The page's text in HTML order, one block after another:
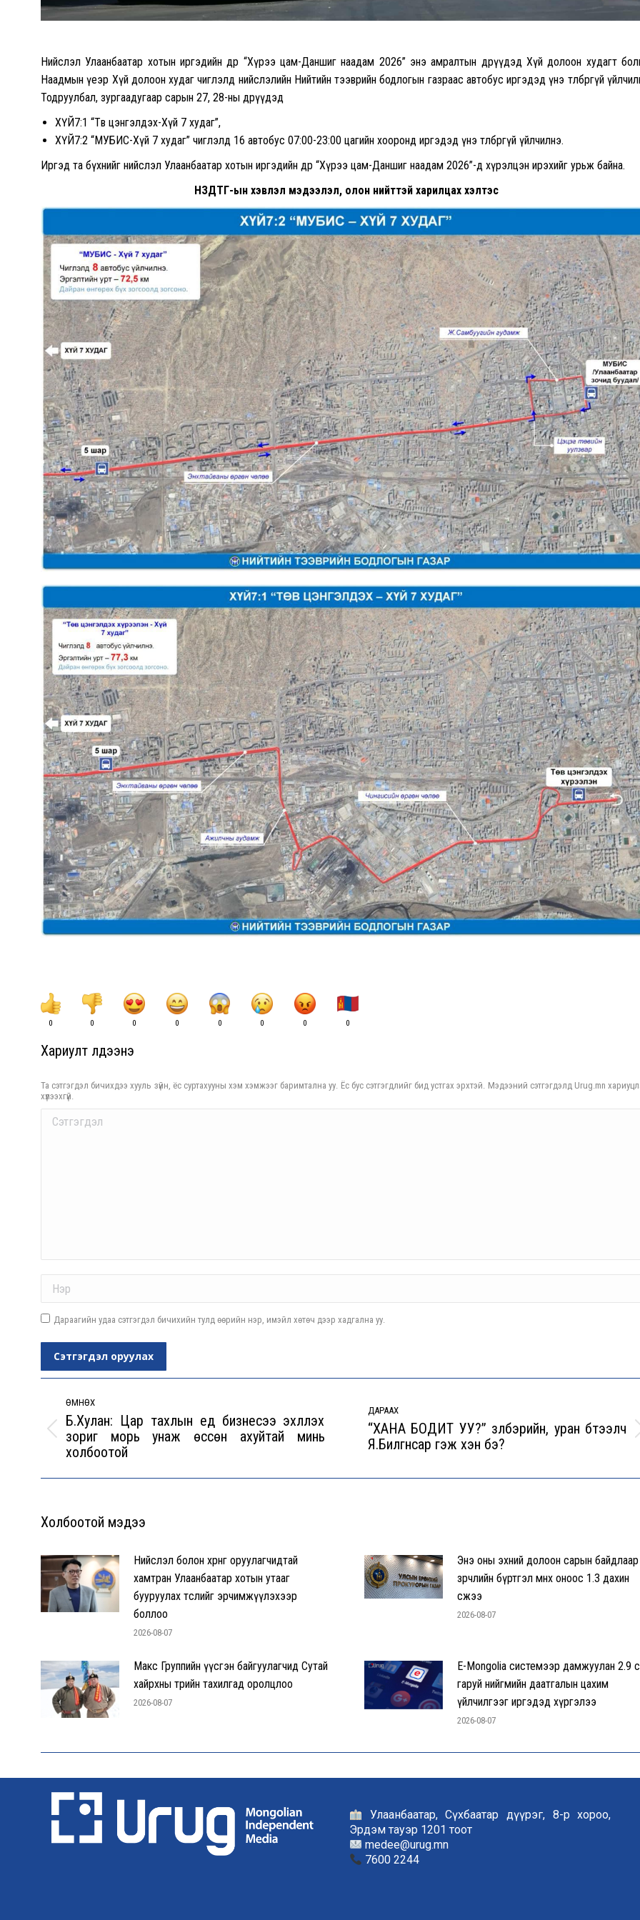
Нийслэл Улаанбаатар хотын иргэдийн өдөр “Хүрээ цам-Даншиг наадам 2026” энэ амралтын өдрүүдэд Хүй долоон худагт
Наадмын үеэр Хүй долоон худаг чиглэлд нийслэлийн Нийтийн тээврийн бодлогын газраас автобус иргэдэд үнэ төлбөргүй
Тодруулбал, зургаадугаар сарын 27, 28-ны өдрүүдэд
ХҮЙ7:1 “Төв цэнгэлдэх-Хүй 7 худаг”,
ХҮЙ7:2 “МУБИС-Хүй 7 худаг” чиглэлд 16 автобус 07:00-23:00 цагийн хооронд иргэдэд үнэ төлбөргүй үйлчилнэ.
Иргэд та бүхнийг нийслэл Улаанбаатар хотын иргэдийн өдөр “Хүрээ цам-Даншиг наадам 2026”-д хүрэлцэн ирэхийг урьж байна.
НЗДТГ-ын хэвлэл мэдээлэл, олон нийттэй харилцах хэлтэс
0 0 0 0 0 0 0 0
Хариулт үлдээнэ үү
Та сэтгэгдэл бичихдээ хууль зүйн, ёс суртахууны хэм хэмжээг баримтална уу. Ёс бус сэтгэгдлийг бид устгах эрхтэй. Мэдээний сэтгэгдэлд Urug.mn
хүлээхгүй.
Comment
Дараагийн удаа сэтгэгдэл бичихийн тулд өөрийн нэр, имэйл хөтөч дээр хадгална уу.
Сэтгэгдэл оруулах
navigation
ӨМНӨХ
Previous
post:
Б.Хулан: Цар тахлын үед бизнесээ эхлүүлэх
зориг морь унаж өссөн ахуйтай минь
холбоотой
ДАРААХ
Next
“ХАНА БОДИТ УУ?” үзүүлбэрийн, уран бүтээлч
Я.Билгүүнсар гэж хэн бэ?
Холбоотой мэдээ
Нийслэл болон хөрөнгө оруулагчидтай
хамтран Улаанбаатар хотын утааг
бууруулах төслийг эрчимжүүлэхээр
боллоо
2026-08-07
Энэ оны эхний долоон сарын байдлаар
зөрчлийн бүртгэл өмнөх оноос 1.3 дахин
өсжээ
2026-08-07
Макс Группийн үүсгэн байгуулагчид Сутай
хайрхны төрийн тахилгад оролцлоо
2026-08-07
E-Mongolia системээр дамжуулан 2.9
гаруй нийгмийн даатгалын цахим
үйлчилгээг иргэдэд хүргэлээ
2026-08-07
Улаанбаатар, Сүхбаатар дүүрэг, 8-р хороо,
Эрдэм тауэр 1201 тоот
medee@urug.mn
7600 2244